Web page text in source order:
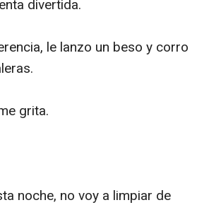
divertida.
le lanzo un beso y corro
grita.
noche, no voy a limpiar de